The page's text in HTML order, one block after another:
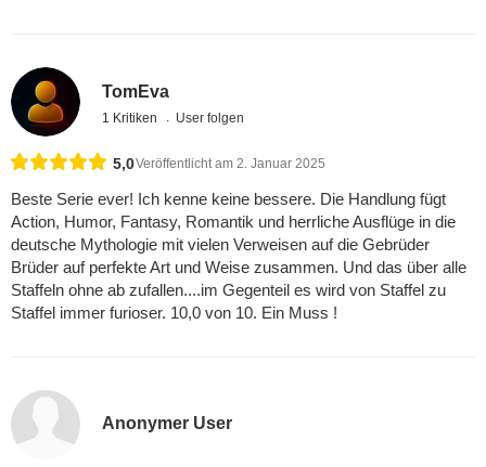
TomEva
1 Kritiken User folgen
5,0Veröffentlicht am 2. Januar 2025
Beste Serie ever! Ich kenne keine bessere. Die Handlung fügt
Action, Humor, Fantasy, Romantik und herrliche Ausflüge in die
deutsche Mythologie mit vielen Verweisen auf die Gebrüder
Brüder auf perfekte Art und Weise zusammen. Und das über alle
Staffeln ohne ab zufallen....im Gegenteil es wird von Staffel zu
Staffel immer furioser. 10,0 von 10. Ein Muss !
Anonymer User